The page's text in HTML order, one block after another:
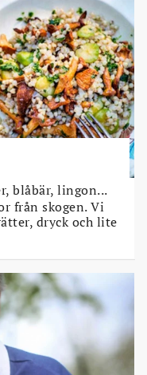
blåbär, lingon...
från skogen. Vi
dryck och lite